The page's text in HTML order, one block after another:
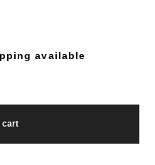
available
cart